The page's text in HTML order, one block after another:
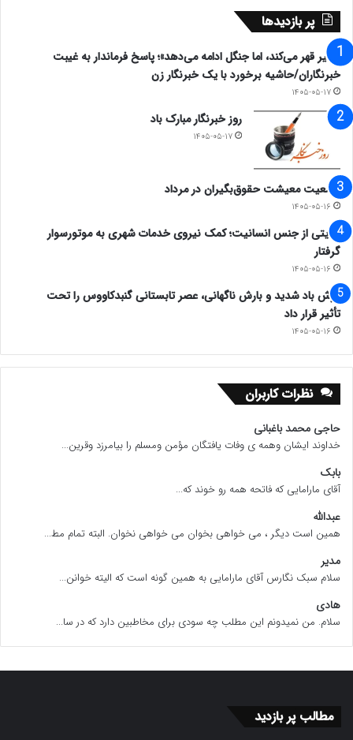
ازخودکامگی:
حاکم و زمامدار جامعه باید مراقب باشد که دچار کبر و
تکبر نشده و همواره به عجز و نادانی خود در مقابل
عظمت خدا اعتراف داشته باشد. راه علاج روحیه قدرت
طلبی و خودکامگی که بزرگترین بیماری بشری است
توجه به قدرت لایزال الهی است و حاکمیت اخلاق و
محبت به مردم است. رهبر و زمامدار جامعه اسلامی باید
همواره زمانی را برای اندیشیدن در این مسئله برای خود
معلوم کند.آنچه روح حاکم در حکومت اسلامی است،
معنویت، عشق، محبت، و رابطه انسانی با مردم و عمل
به وظیفه بر اساس رضایت خداست.
اصل پنجم: مسئولیت دولت:
حاکمان و زمامداران جامعه باید عدالت، انصاف و اجرای
قوانین را ملاک کارهای خود قرار دهند،زیرا بی انصافی و
حق کشی ظلم است،ظلم کردن برابر با محاربه با
خداست و قویترین عامل نکبت و زوال نعمت است و
خداوند همواره در کنار مظلوم و مقابل ظالم است. بنابر
این رسالت اصلی و اساسی دولت اسلامی دفاع از حقوق
و از دین و ارزش های اسلامی دفاع می کنند. باید این
پر بازدیدها
«شیر قهر می‌کند، اما جنگل ادامه می‌دهد»؛ پاسخ فرماندار به غیبت
خبرنگاران/حاشیه برخورد با یک خبرنگار زن
۱۴۰۵-۰۵-۱۷
روز خبرنگار مبارک باد
۱۴۰۵-۰۵-۱۷
وضعیت معیشت حقوق‌بگیران در مرداد
۱۴۰۵-۰۵-۱۶
روایتی از جنس انسانیت؛ کمک نیروی خدمات شهری به موتورسوار
گرفتار
۱۴۰۵-۰۵-۱۶
وزش باد شدید و بارش ناگهانی، عصر تابستانی گنبدکاووس را تحت
تأثیر قرار داد
۱۴۰۵-۰۵-۱۶
نظرات کاربران
حاجی محمد باغبانی
خداوند ایشان وهمه ی وفات یافتگان مؤمن ومسلم را بیامرزد وقرین...
بابک
آقای مارامایی که فاتحه همه رو خوند که...
عبدالله
همین است دیگر ، می خواهی بخوان می خواهی نخوان. البته تمام مط...
مدیر
سلام سبک نگارس آقای مارامایی به همین گونه است که الیته خوانن...
هادی
سلام. من نمیدونم این مطلب چه سودی برای مخاطبین دارد که در سا...
مطالب پر بازدید